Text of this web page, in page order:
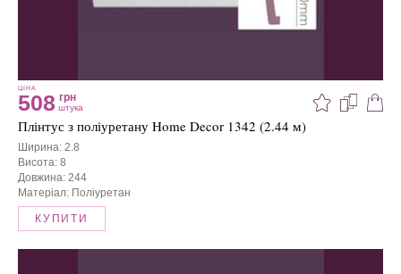
ЦІНА
508 грн
штука
Плінтус з поліуретану Home Decor 1342 (2.44 м)
Ширина: 2.8
Висота: 8
Довжина: 244
Матеріал: Поліуретан
КУПИТИ